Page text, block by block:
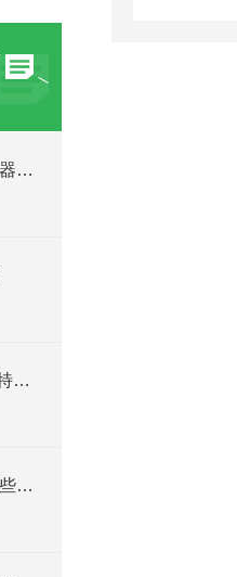
详细解析手持式激光粒子计数器的原理和使用光源
没想到美国TSI 环境检测仪的特点，有如此之多
工频电磁场强仪在日常中有哪些典型应用？